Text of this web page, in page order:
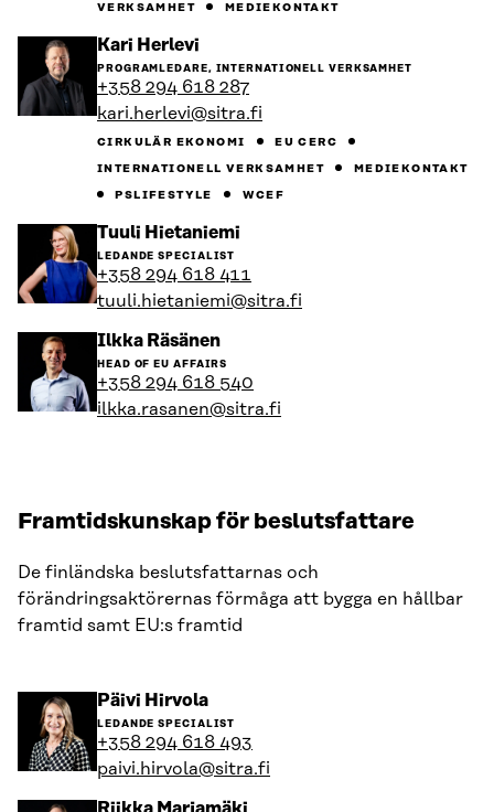
VERKSAMHET
MEDIEKONTAKT
Kari Herlevi
till
personens
profil
PROGRAMLEDARE, INTERNATIONELL VERKSAMHET
+358 294 618 287
kari.herlevi@sitra.fi
CIRKULÄR EKONOMI
EU CERC
INTERNATIONELL VERKSAMHET
MEDIEKONTAKT
PSLIFESTYLE
WCEF
Tuuli Hietaniemi
personens
profil
LEDANDE SPECIALIST
+358 294 618 411
tuuli.hietaniemi@sitra.fi
Ilkka RäsänenGå
till
personens
profil
HEAD OF EU AFFAIRS
+358 294 618 540
ilkka.rasanen@sitra.fi
Framtidskunskap för beslutsfattare
De finländska beslutsfattarnas och
förändringsaktörernas förmåga att bygga en hållbar
framtid samt EU:s framtid
Päivi HirvolaGå
till
personens
profil
LEDANDE SPECIALIST
+358 294 618 493
paivi.hirvola@sitra.fi